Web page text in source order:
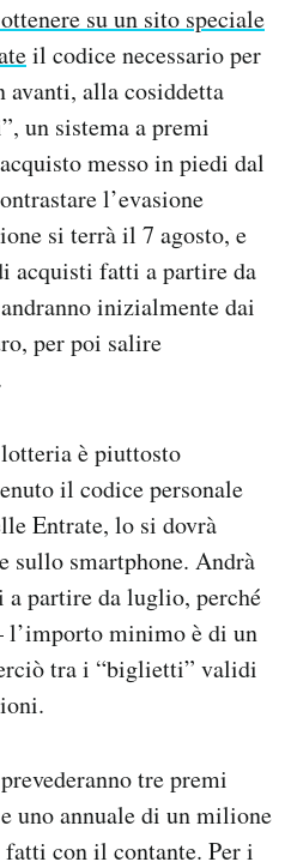
su un sito speciale
il codice necessario per
alla cosiddetta
un sistema a premi
messo in piedi dal
l’evasione
si terrà il 7 agosto, e
acquisti fatti a partire da
inizialmente dai
per poi salire
è piuttosto
il codice personale
Entrate, lo si dovrà
sullo smartphone. Andrà
partire da luglio, perché
l’importo minimo è di un
tra i “biglietti” validi
tre premi
uno annuale di un milione
con il contante. Per i